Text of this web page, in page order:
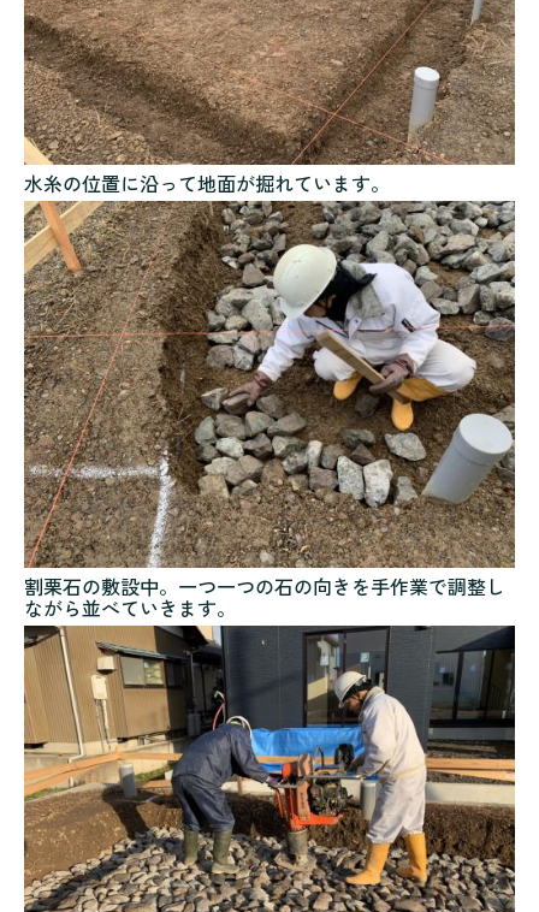
水糸の位置に沿って地面が掘れています。
割栗石の敷設中。一つ一つの石の向きを手作業で調整し
ながら並べていきます。